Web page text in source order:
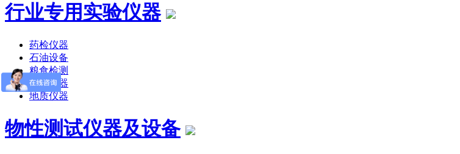
行业专用实验仪器
药检仪器
石油设备
粮食检测
公路仪器
地质仪器
物性测试仪器及设备